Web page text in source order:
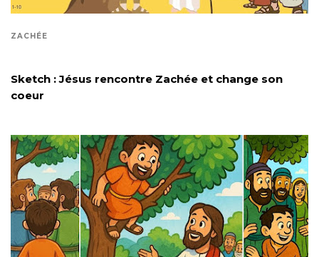
ZACHÉE
Sketch : Jésus rencontre Zachée et change son
coeur